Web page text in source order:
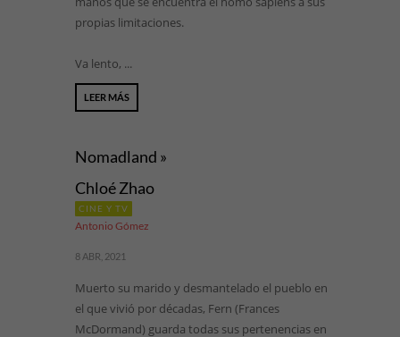
propias limitaciones.
Va lento, ...
LEER MÁS
Nomadland »
Chloé Zhao
CINE Y TV
Antonio Gómez
8 ABR, 2021
Muerto su marido y desmantelado el pueblo en
el que vivió por décadas, Fern (Frances
McDormand) guarda todas sus pertenencias en